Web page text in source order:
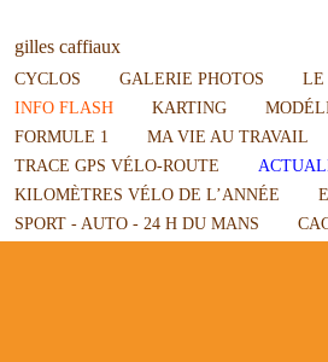
gilles caffiaux
CYCLOS GALERIE PHOTOS LE
INFO FLASH
KARTING
FORMULE 1
MA VIE AU TRAVAIL
TRACE GPS VÉLO-ROUTE
KILOMÈTRES VÉLO DE L’ANNÉE
SPORT - AUTO - 24 H DU MANS